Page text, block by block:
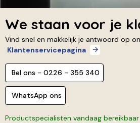
We staan voor je
Vind snel en makkelijk je antwoord op
Klantenservicepagina
Bel ons - 0226 - 355 340
WhatsApp ons
Productspecialisten vandaag